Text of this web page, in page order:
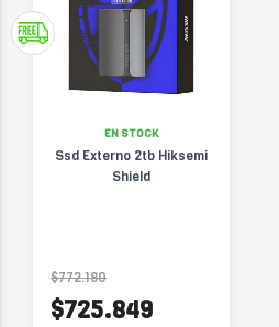
EN STOCK
Ssd Externo 2tb Hiksemi
Shield
$772.180
$725.849